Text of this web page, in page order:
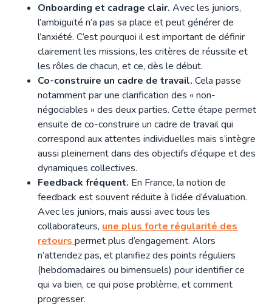
Onboarding et cadrage clair.Avec les juniors,
l’ambiguïté n’a pas sa place et peut générer de
l’anxiété. C’est pourquoi il est important de définir
clairement les missions, les critères de réussite et
les rôles de chacun, et ce, dès le début.
Co-construire un cadre de travail.Cela passe
notamment par une clarification des « non-
négociables » des deux parties. Cette étape permet
ensuite de co-construire un cadre de travail qui
correspond aux attentes individuelles mais s’intègre
aussi pleinement dans des objectifs d’équipe et des
dynamiques collectives.
Feedback fréquent. En France, la notion de
feedback est souvent réduite à l’idée d’évaluation.
Avec les juniors, mais aussi avec tous les
collaborateurs, une plus forte régularité des
retourspermet plus d’engagement. Alors
n’attendez pas, et planifiez des points réguliers
(hebdomadaires ou bimensuels) pour identifier ce
qui va bien, ce qui pose problème, et comment
progresser.